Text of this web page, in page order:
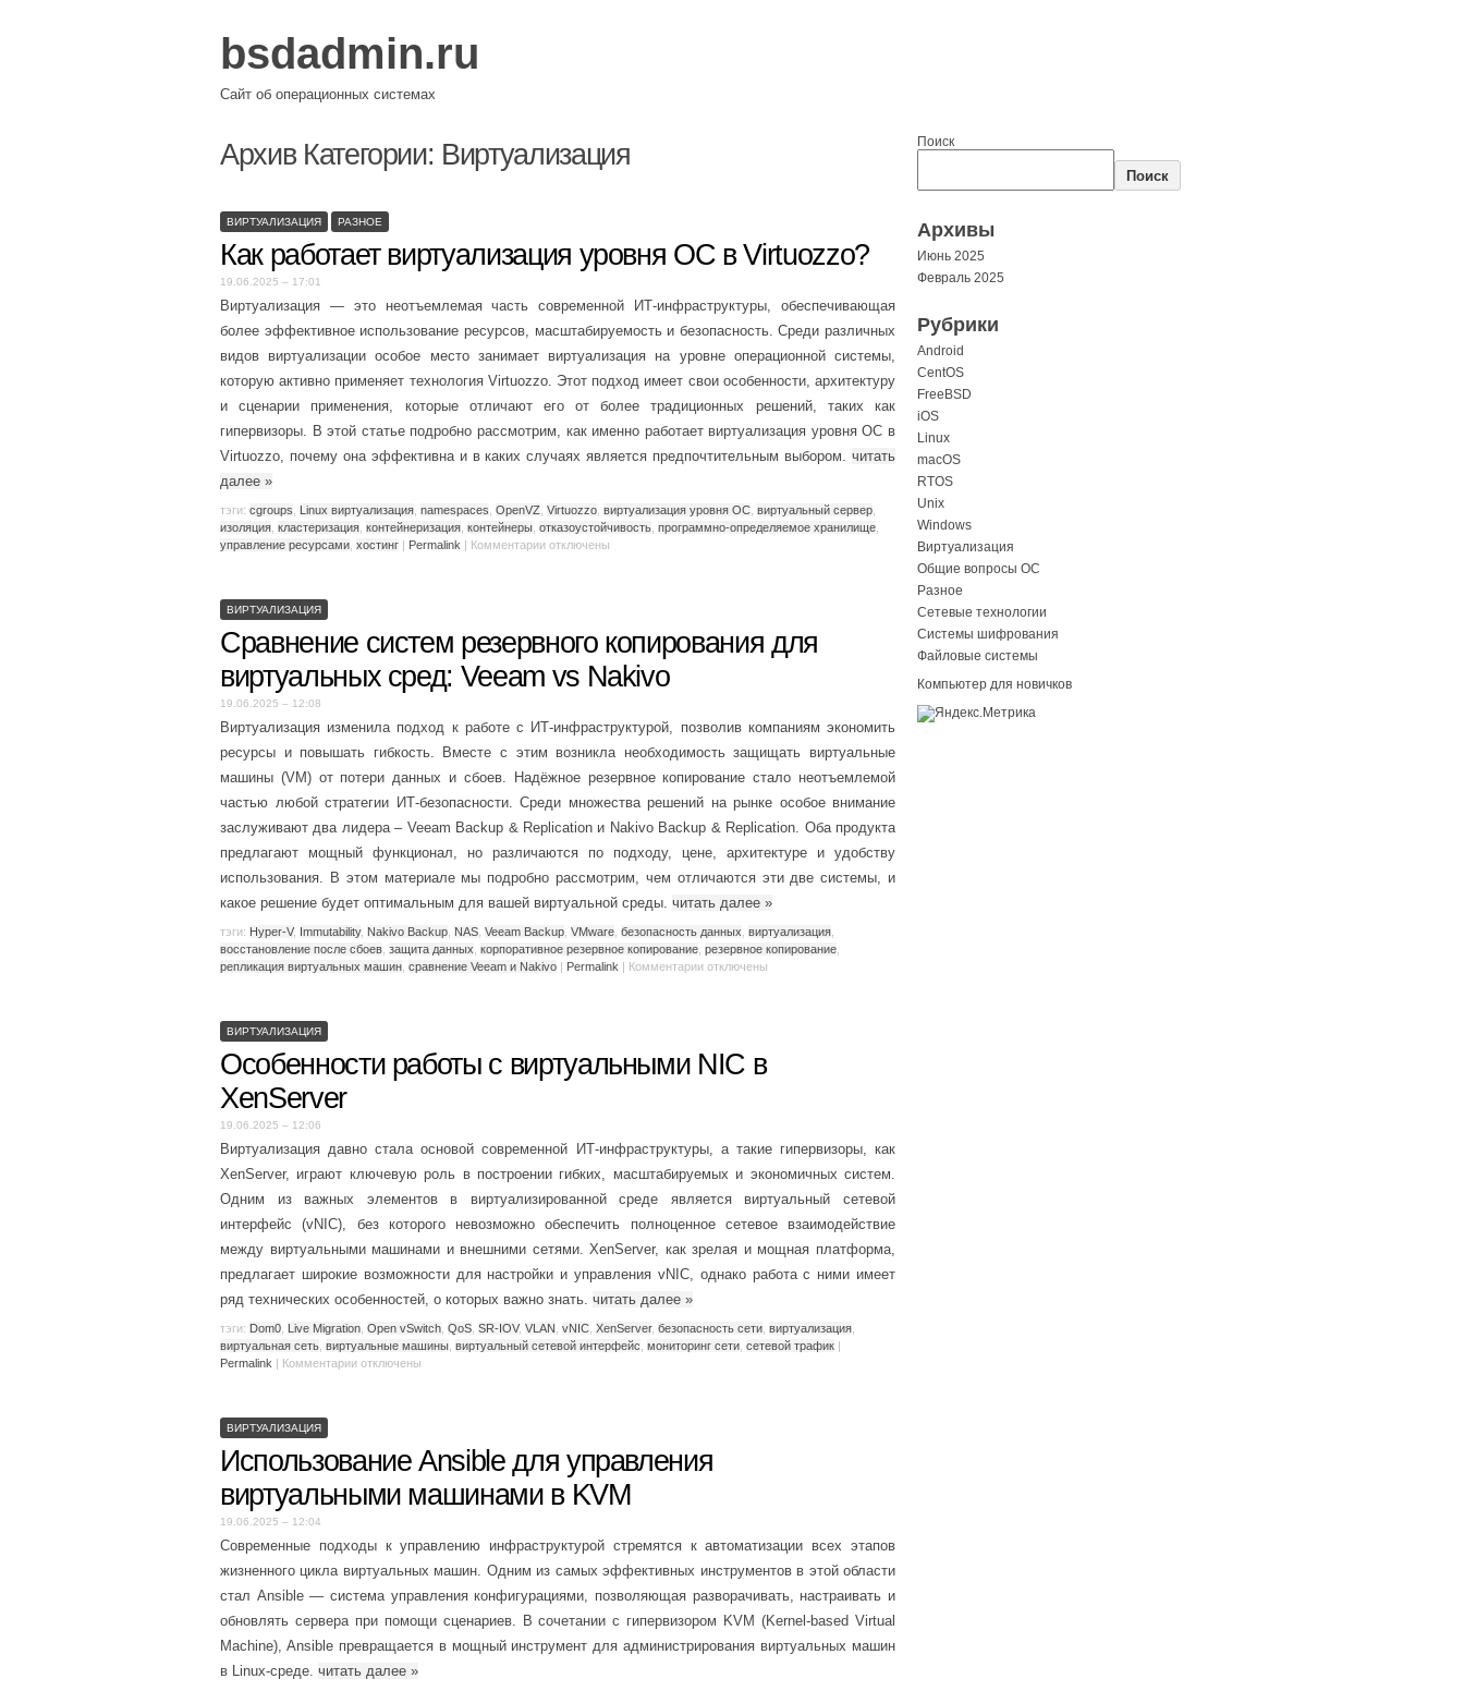
bsdadmin.ru
Сайт об операционных системах
Архив Категории: Виртуализация
ВИРТУАЛИЗАЦИЯ РАЗНОЕ
Как работает виртуализация уровня ОС в Virtuozzo?
19.06.2025 – 17:01
Виртуализация — это неотъемлемая часть современной ИТ-инфраструктуры, обеспечивающая
более эффективное использование ресурсов, масштабируемость и безопасность. Среди различных
видов виртуализации особое место занимает виртуализация на уровне операционной системы,
которую активно применяет технология Virtuozzo. Этот подход имеет свои особенности, архитектуру
и сценарии применения, которые отличают его от более традиционных решений, таких как
гипервизоры. В этой статье подробно рассмотрим, как именно работает виртуализация уровня ОС в
Virtuozzo, почему она эффективна и в каких случаях является предпочтительным выбором. читать
далее »
тэги: cgroups Linux виртуализация namespaces OpenVZ Virtuozzo виртуализация уровня ОС виртуальный сервер
изоляция кластеризация контейнеризация контейнеры отказоустойчивость программно-определяемое хранилище
управление ресурсами хостинг | Permalink | Комментарии отключены
ВИРТУАЛИЗАЦИЯ
Сравнение систем резервного копирования для
виртуальных сред: Veeam vs Nakivo
19.06.2025 – 12:08
Виртуализация изменила подход к работе с ИТ-инфраструктурой, позволив компаниям экономить
ресурсы и повышать гибкость. Вместе с этим возникла необходимость защищать виртуальные
машины (VM) от потери данных и сбоев. Надёжное резервное копирование стало неотъемлемой
частью любой стратегии ИТ-безопасности. Среди множества решений на рынке особое внимание
заслуживают два лидера – Veeam Backup & Replication и Nakivo Backup & Replication. Оба продукта
предлагают мощный функционал, но различаются по подходу, цене, архитектуре и удобству
использования. В этом материале мы подробно рассмотрим, чем отличаются эти две системы, и
какое решение будет оптимальным для вашей виртуальной среды. читать далее »
тэги: Hyper-V, Immutability, Nakivo Backup NAS Veeam Backup VMware безопасность данных виртуализация
восстановление после сбоев защита данных корпоративное резервное копирование резервное копирование
репликация виртуальных машин сравнение Veeam и Nakivo | Permalink | Комментарии отключены
ВИРТУАЛИЗАЦИЯ
Особенности работы с виртуальными NIC в
XenServer
19.06.2025 – 12:06
Виртуализация давно стала основой современной ИТ-инфраструктуры, а такие гипервизоры, как
XenServer, играют ключевую роль в построении гибких, масштабируемых и экономичных систем.
Одним из важных элементов в виртуализированной среде является виртуальный сетевой
интерфейс (vNIC), без которого невозможно обеспечить полноценное сетевое взаимодействие
между виртуальными машинами и внешними сетями. XenServer, как зрелая и мощная платформа,
предлагает широкие возможности для настройки и управления vNIC, однако работа с ними имеет
ряд технических особенностей, о которых важно знать. читать далее »
тэги: Dom0 Live Migration Open vSwitch QoS SR-IOV, VLAN vNIC XenServer, безопасность сети виртуализация
виртуальная сеть виртуальные машины виртуальный сетевой интерфейс мониторинг сети сетевой трафик |
Permalink | Комментарии отключены
ВИРТУАЛИЗАЦИЯ
Использование Ansible для управления
виртуальными машинами в KVM
19.06.2025 – 12:04
Современные подходы к управлению инфраструктурой стремятся к автоматизации всех этапов
жизненного цикла виртуальных машин. Одним из самых эффективных инструментов в этой области
стал Ansible — система управления конфигурациями, позволяющая разворачивать, настраивать и
обновлять сервера при помощи сценариев. В сочетании с гипервизором KVM (Kernel-based Virtual
Machine), Ansible превращается в мощный инструмент для администрирования виртуальных машин
в Linux-среде. читать далее »
Поиск
Поиск
Архивы
Июнь 2025
Февраль 2025
Рубрики
Android
CentOS
FreeBSD
iOS
Linux
macOS
RTOS
Unix
Windows
Виртуализация
Общие вопросы ОС
Разное
Сетевые технологии
Системы шифрования
Файловые системы
Компьютер для новичков